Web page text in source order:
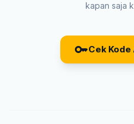
kapan saja
keyCek